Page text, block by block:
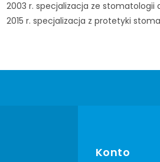
2003 r. specjalizacja ze stomatologii
2015 r. specjalizacja z protetyki
Konto